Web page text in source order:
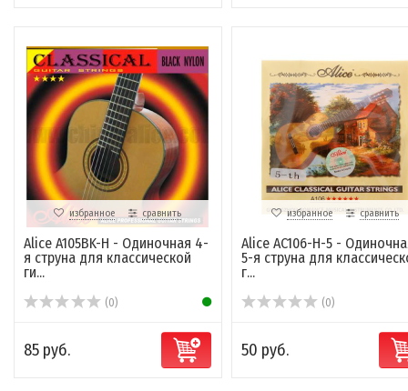
избранное сравнить
Alice A105BK-H - Одиночная 4-
я струна для классической
ги...
(0)
85 руб.
избранное сравнить
Alice AC106-H-5 -
5-я струна для
г...
(0)
50 руб.